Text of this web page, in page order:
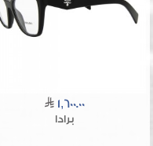
1,600.00
برادا